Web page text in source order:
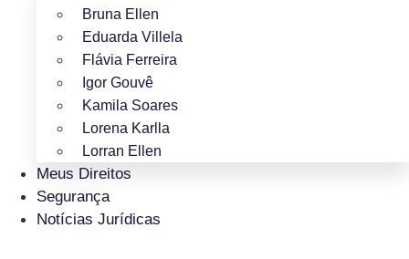
Bruna Ellen
Eduarda Villela
Flávia Ferreira
Igor Gouvê
Kamila Soares
Lorena Karlla
Lorran Ellen
Meus Direitos
Segurança
Notícias Jurídicas